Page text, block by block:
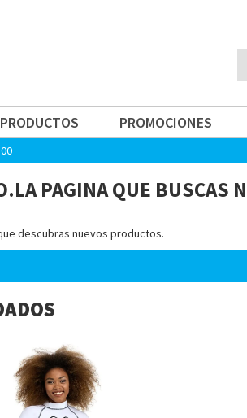
PROMOCIONES
LA PAGINA QUE BUSCAS
descubras nuevos productos.